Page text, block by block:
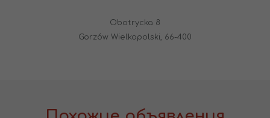
Obotrycka 8
Gorzów Wielkopolski, 66-400